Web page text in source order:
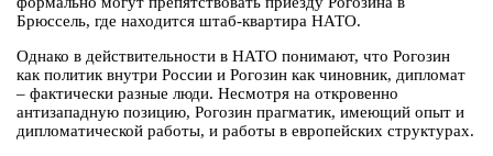
Брюссель, где находится штаб-квартира НАТО.
Однако в действительности в НАТО понимают, что Рогозин
как политик внутри России и Рогозин как чиновник, дипломат
– фактически разные люди. Несмотря на откровенно
антизападную позицию, Рогозин прагматик, имеющий опыт и
дипломатической работы, и работы в европейских структурах.